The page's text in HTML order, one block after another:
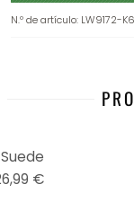
N.º de artículo: LW9172-
€